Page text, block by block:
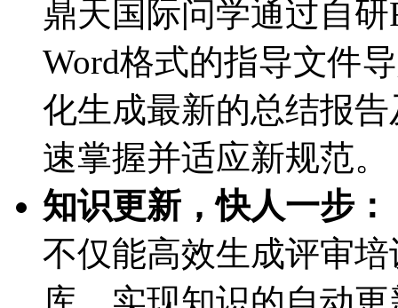
鼎天国际问学通过自
Word格式的指导文件导
化生成最新的总结报告
速掌握并适应新规范。
知识更新，快人一步：
不仅能高效生成评审培